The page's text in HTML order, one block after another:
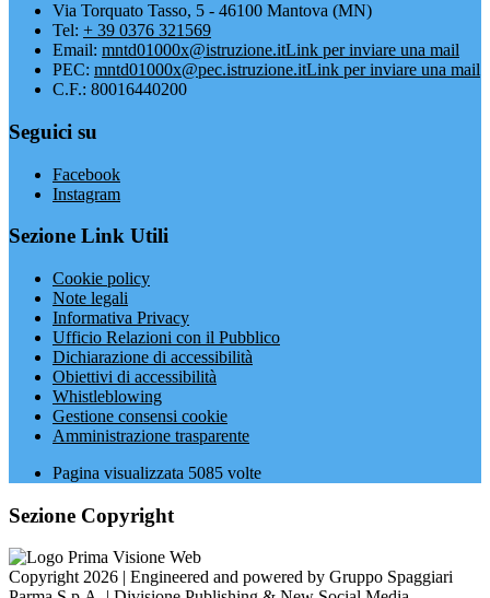
Via Torquato Tasso, 5 - 46100 Mantova (MN)
Tel: + 39 0376 321569
Email: mntd01000x@istruzione.itLink per inviare una mail
PEC: mntd01000x@pec.istruzione.itLink per inviare una mail
C.F.: 80016440200
Seguici su
Facebook
Instagram
Sezione Link Utili
Cookie policy
Note legali
Informativa Privacy
Ufficio Relazioni con il Pubblico
Dichiarazione di accessibilità
Obiettivi di accessibilità
Whistleblowing
Gestione consensi cookie
Amministrazione trasparente
Pagina visualizzata 5085 volte
Sezione Copyright
Copyright 2026 | Engineered and powered by Gruppo Spaggiari